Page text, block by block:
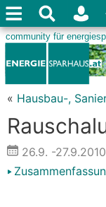
« Hausbau-,
26.9. -